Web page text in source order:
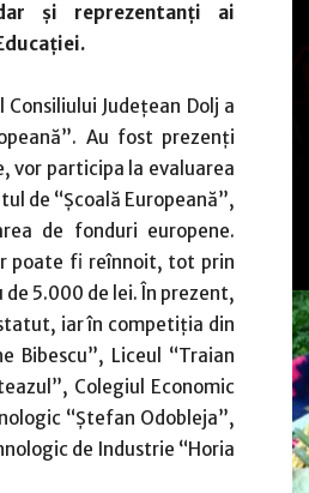
și reprezentanţi ai
Judeţean Dolj a
Au fost prezenţi
vor participa la evaluarea
de “Şcoală Europeană”,
de fonduri europene.
poate fi reînnoit, tot prin
5.000 de lei. În prezent,
iar în competiţia din
Bibescu”, Liceul “Traian
Colegiul Economic
“Ştefan Odobleja”,
de Industrie “Horia